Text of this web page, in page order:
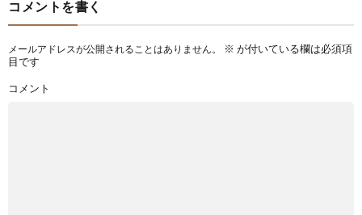
コメントを書く
メールアドレスが公開されることはありません。 ※ が付いている欄は必須項
目です
コメント